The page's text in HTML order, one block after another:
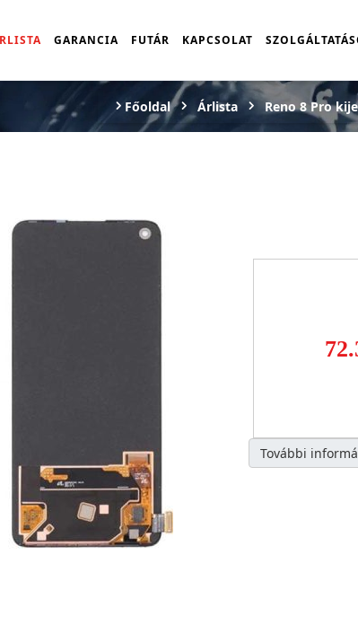
GARANCIA FUTÁR KAPCSOLAT
Főoldal Árlista Reno 8 Pro
További